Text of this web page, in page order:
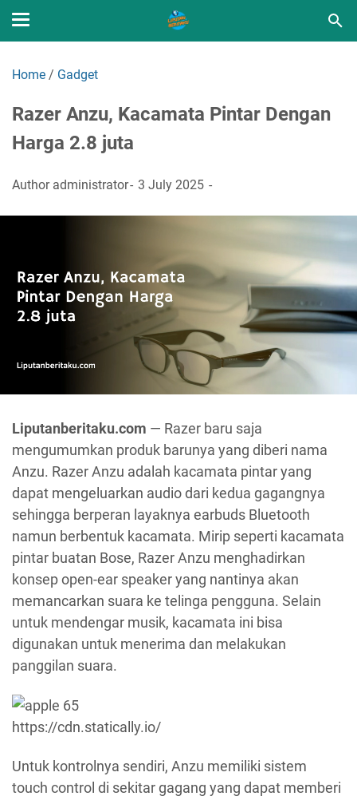
Home / Gadget
Razer Anzu, Kacamata Pintar Dengan
Harga 2.8 juta
Author administrator 3 July 2025
Liputanberitaku.com — Razer baru saja
mengumumkan produk barunya yang diberi nama
Anzu. Razer Anzu adalah kacamata pintar yang
dapat mengeluarkan audio dari kedua gagangnya
sehingga berperan layaknya earbuds Bluetooth
namun berbentuk kacamata. Mirip seperti kacamata
pintar buatan Bose, Razer Anzu menghadirkan
konsep open-ear speaker yang nantinya akan
memancarkan suara ke telinga pengguna. Selain
untuk mendengar musik, kacamata ini bisa
digunakan untuk menerima dan melakukan
panggilan suara.
https://cdn.statically.io/
Untuk kontrolnya sendiri, Anzu memiliki sistem
touch control di sekitar gagang yang dapat memberi